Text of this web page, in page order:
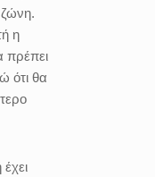
η
πρέπει
ότι θα